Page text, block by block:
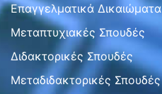
Επαγγελματικά Δικαιώματα
Μεταπτυχιακές Σπουδές
Διδακτορικές Σπουδές
Μεταδιδακτορικές Σπουδές